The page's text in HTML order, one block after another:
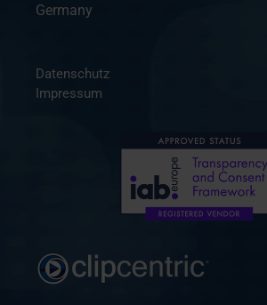
Germany
Datenschutz
Impressum